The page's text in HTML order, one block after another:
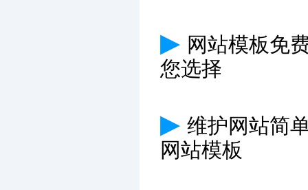
▶ 网站模板免
您选择
▶ 维护网站简
网站模板